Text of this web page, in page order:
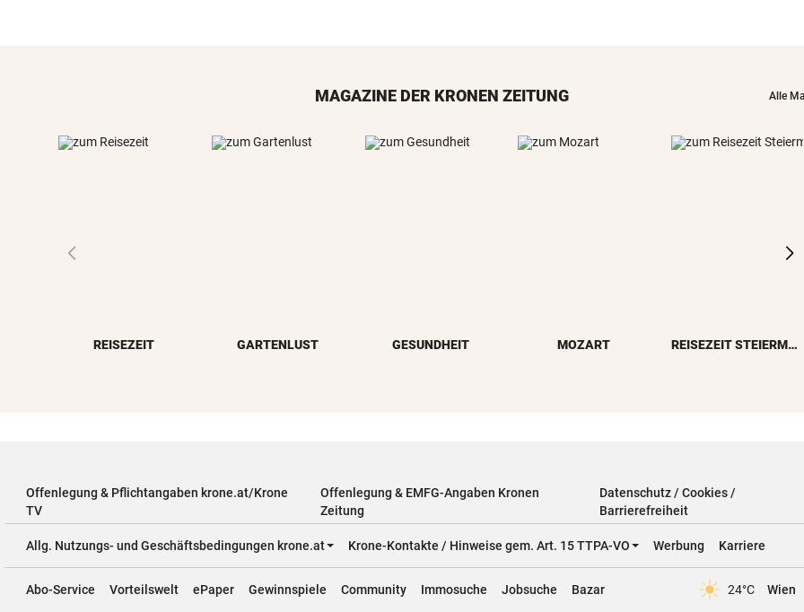
MAGAZINE DER KRONEN ZEITUNG Alle
REISEZEIT GARTENLUST GESUNDHEIT MOZART REISEZEIT STEIERMARK
Offenlegung & Pflichtangaben krone.at/Krone
TV
Offenlegung & EMFG-Angaben Kronen
Zeitung
Datenschutz / Cookies /
Barrierefreiheit
Allg. Nutzungs- und Geschäftsbedingungen krone.at Krone-Kontakte / Hinweise gem. Art. 15 TTPA-VO Werbung Karriere
Abo-Service Vorteilswelt ePaper Gewinnspiele Community Immosuche Jobsuche Bazar 24°C Wien